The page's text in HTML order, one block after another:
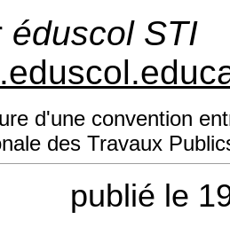
éduscol STI
d'une convention
des Travaux
publié le